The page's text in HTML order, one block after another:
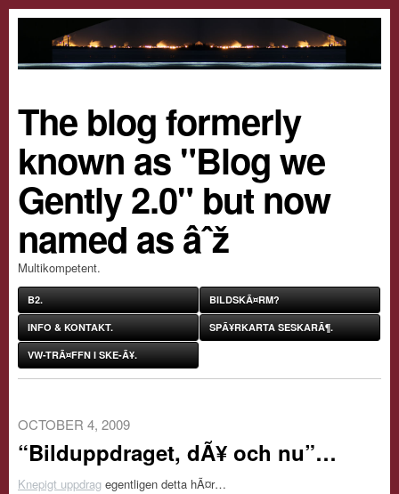
The blog formerly
known as "Blog we
Gently 2.0" but now
named as âˆž
Multikompetent.
B2. BILDSKÃ¤RM?
INFO & KONTAKT. SPÃ¥RKARTA SESKARÃ¶.
VW-TRÃ¤FFN I SKE-Ã¥.
OCTOBER 4, 2009
“Bilduppdraget, dÃ¥ och nu”…
Knepigt uppdrag egentligen detta hÃ¤r…